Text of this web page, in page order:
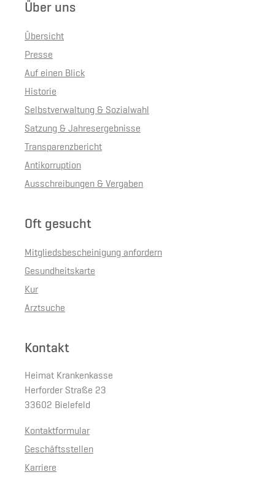
Über uns
Übersicht
Presse
Auf einen Blick
Historie
Selbstverwaltung & Sozialwahl
Satzung & Jahresergebnisse
Transparenzbericht
Antikorruption
Ausschreibungen & Vergaben
Oft gesucht
Mitgliedsbescheinigung anfordern
Gesundheitskarte
Kur
Arztsuche
Kontakt
Heimat Krankenkasse
Herforder Straße 23
33602 Bielefeld
Kontaktformular
Geschäftsstellen
Karriere